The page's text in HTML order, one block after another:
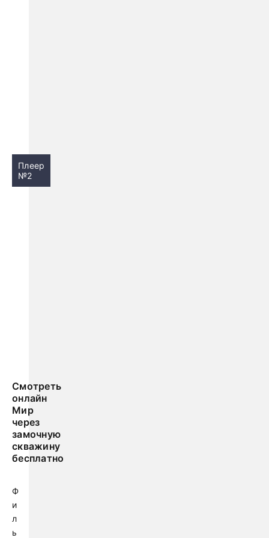
Плеер
№2
Смотреть
онлайн
Мир
через
замочную
скважину
бесплатно
Ф
и
л
ь